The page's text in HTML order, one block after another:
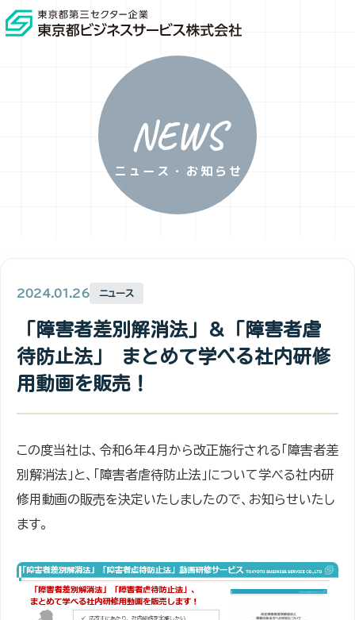
NEWS
ニュース・お知らせ
2024.01.26 ニュース
「障害者差別解消法」＆「障害者虐
待防止法」 まとめて学べる社内研修
用動画を販売！
この度当社は、令和6年4月から改正施行される「障害者差
別解消法」と、「障害者虐待防止法」について学べる社内研
修用動画の販売を決定いたしましたので、お知らせいたし
ます。